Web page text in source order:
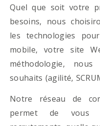
Quel que soit votre
besoins, nous
les technologies
mobile, votre site
méthodologie,
souhaits (agilité,
Notre réseau de
permet de vous